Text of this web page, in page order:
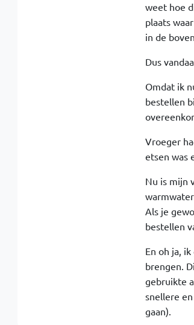
weet hoe
plaats
in de
Dus
Omdat ik
bestellen
Vroeger
etsen was
Nu is mijn
Als je
bestellen
En oh ja,
brengen.
gebruikte
snellere
gaan).